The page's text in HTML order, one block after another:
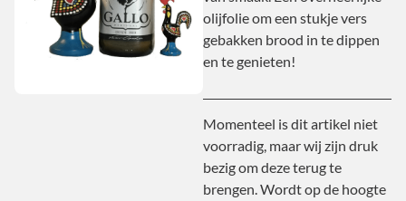
olijfolie om een stukje vers
gebakken brood in te dippen
en te genieten!
Momenteel is dit artikel niet
voorradig, maar wij zijn druk
bezig om deze terug te
brengen. Wordt op de hoogte